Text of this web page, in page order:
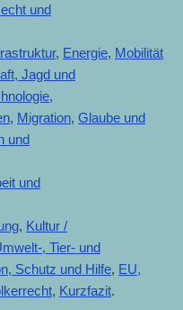
und
, Energie, Mobilität
Jagd und
, Migration, Glaube und
und
und
, Kultur /
, Tier- und
Schutz und Hilfe, EU,
, Kurzfazit.